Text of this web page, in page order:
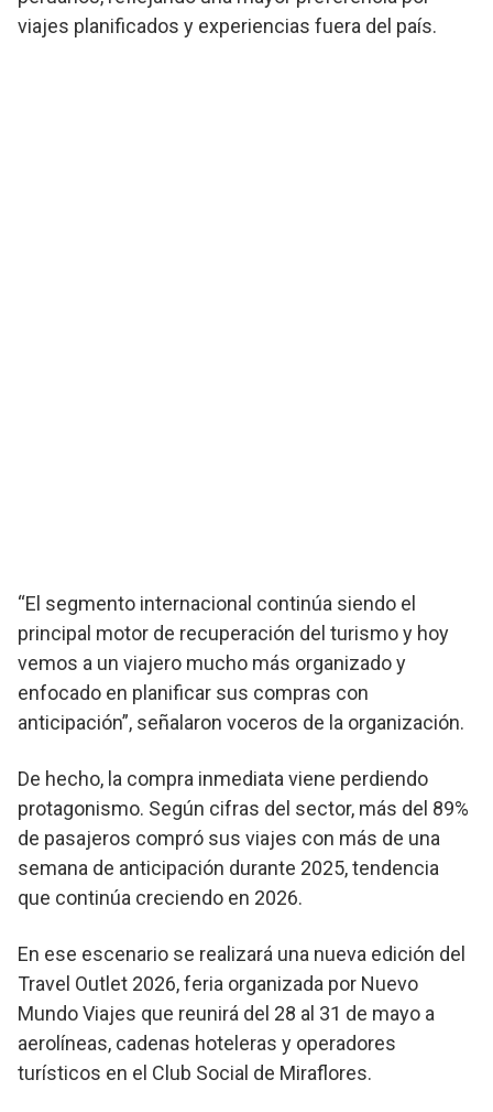
viajes planificados y experiencias fuera del país.
“El segmento internacional continúa siendo el
principal motor de recuperación del turismo y hoy
vemos a un viajero mucho más organizado y
enfocado en planificar sus compras con
anticipación”, señalaron voceros de la organización.
De hecho, la compra inmediata viene perdiendo
protagonismo. Según cifras del sector, más del 89%
de pasajeros compró sus viajes con más de una
semana de anticipación durante 2025, tendencia
que continúa creciendo en 2026.
En ese escenario se realizará una nueva edición del
Travel Outlet 2026, feria organizada por Nuevo
Mundo Viajes que reunirá del 28 al 31 de mayo a
aerolíneas, cadenas hoteleras y operadores
turísticos en el Club Social de Miraflores.